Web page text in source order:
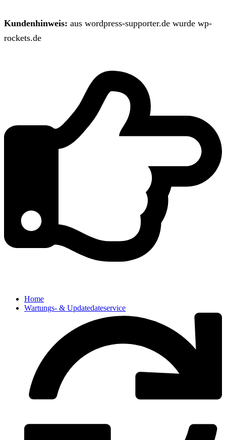
Kundenhinweis: aus wordpress-supporter.de wurde wp-
rockets.de
Home
Wartungs- & Updatedateservice